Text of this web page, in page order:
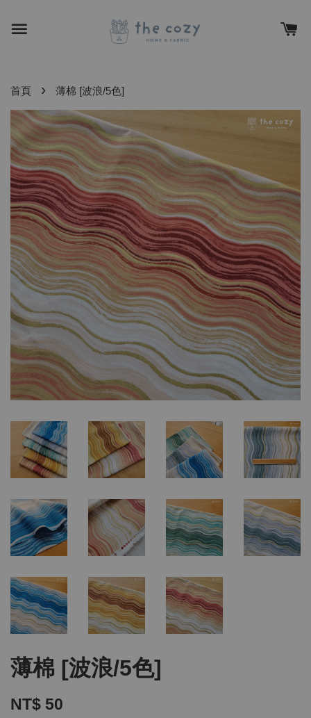
首頁 › 薄棉 [波浪/5色]
薄棉 [波浪/5色]
NT$ 50